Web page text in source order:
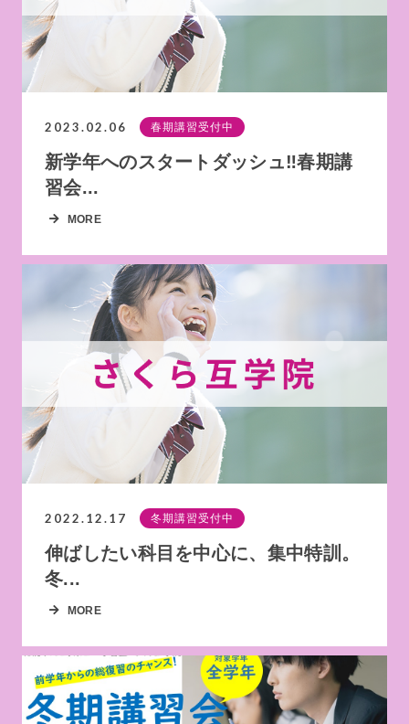
2023.02.06 春期講習受付中
新学年へのスタートダッシュ‼春期講
習会...
MORE
2022.12.17 冬期講習受付中
伸ばしたい科目を中心に、集中特訓。
冬...
MORE